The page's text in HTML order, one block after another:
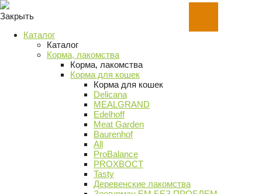
Закрыть
Каталог
Каталог
Корма, лакомства
Корма, лакомства
Корма для кошек
Корма для кошек
Delicana
MEALGRAND
Edelhoff
Meat Garden
Baurenhof
All
ProBalance
PROХВОСТ
Tasty
Деревенские лакомства